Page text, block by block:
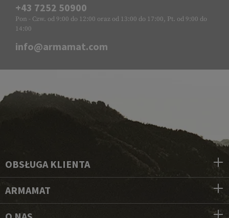
+43 7252 50900
Pon - Czw. od 9:00 do 12:00 oraz od 13:00 do 17:00, Pt. od 9:00 do
14:00
info@armamat.com
OBSŁUGA KLIENTA
ARMAMAT